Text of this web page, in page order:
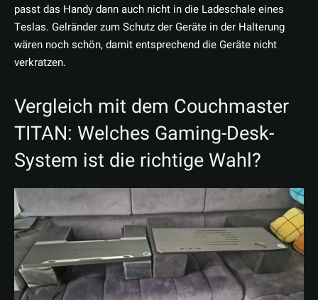
passt das Handy dann auch nicht in die Ladeschale eines
Teslas. Gelränder zum Schutz der Geräte in der Halterung
wären noch schön, damit entsprechend die Geräte nicht
verkratzen.
Vergleich mit dem Couchmaster
TITAN: Welches Gaming-Desk-
System ist die richtige Wahl?